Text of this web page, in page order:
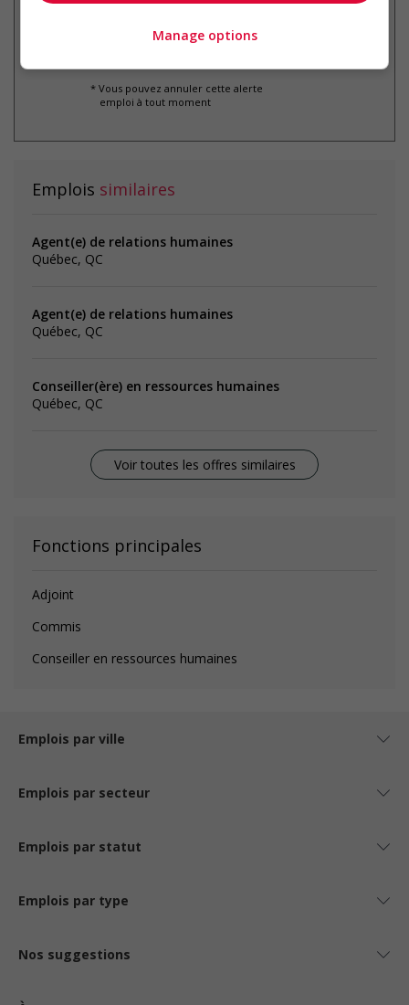
* Vous pouvez annuler cette alerte
emploi à tout moment
Emplois similaires
Agent(e) de relations humaines
Québec, QC
Agent(e) de relations humaines
Québec, QC
Conseiller(ère) en ressources humaines
Québec, QC
Voir toutes les offres similaires
Fonctions principales
Adjoint
Commis
Conseiller en ressources humaines
Emplois par ville
Emplois par secteur
Emplois par statut
Emplois par type
Nos suggestions
Manage options